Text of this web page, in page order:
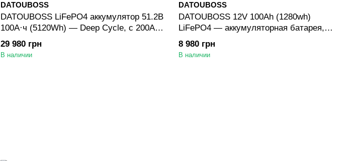
DATOUBOSS
DATOUBOSS LiFePO4 аккумулятор 51.2В
100А·ч (5120Wh) — Deep Cycle, с 200A
BMS, для автодома/DIY, солнечных и
автономных систем
29 980 грн
В наличии
DATOUBOSS
DATOUBOSS 12V 100Ah (1280wh)
LiFePO4 — аккумуляторная батарея,
4000+ циклов, с BMS для автономных и
солнечных систем
8 980 грн
В наличии